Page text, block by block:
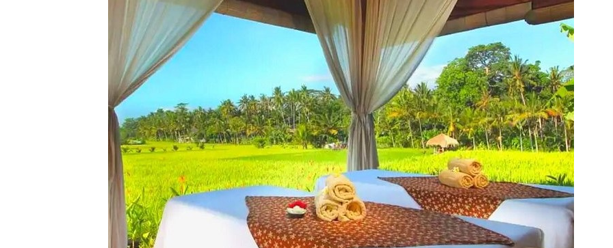
Paket Tour Devdan Show dan
Dinne...
Bali 6 Jam
*Mulai Rp 970.000 / pax